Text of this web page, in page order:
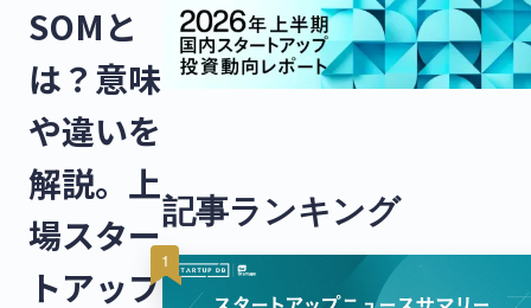
SOMと
は？意味
や違いを
解説。上
場スター
トアップ
記事ランキング